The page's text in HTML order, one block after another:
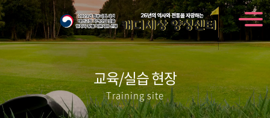
교육/실습 현장
Training site